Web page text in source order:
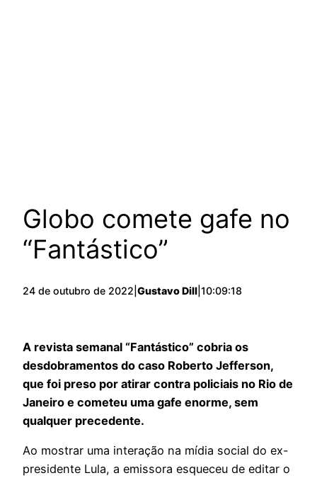
Globo comete gafe no
“Fantástico”
24 de outubro de 2022 Gustavo Dill 10:09:18
A revista semanal “Fantástico” cobria os
desdobramentos do caso Roberto Jefferson,
que foi preso por atirar contra policiais no Rio de
Janeiro e cometeu uma gafe enorme, sem
qualquer precedente.
Ao mostrar uma interação na mídia social do ex-
presidente Lula, a emissora esqueceu de editar o